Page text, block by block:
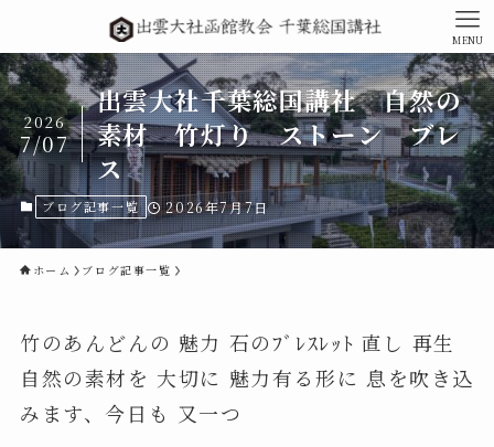
MENU
出雲大社千葉総国講社 自然の
素材 竹灯り ストーン ブレ
ス
2026
7/07
ブログ記事一覧 2026年7月7日
ホーム ブログ記事一覧
竹のあんどんの 魅力 石のﾌﾞﾚｽﾚｯﾄ 直し 再生
自然の素材を 大切に 魅力有る形に 息を吹き込
みます、今日も 又一つ